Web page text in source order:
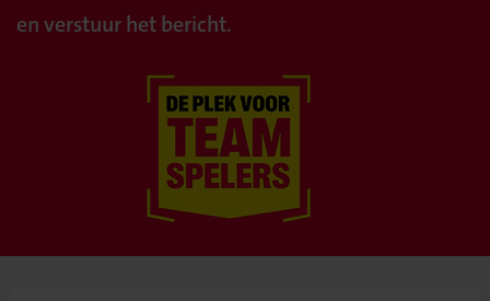
en verstuur het bericht.